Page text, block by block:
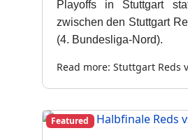
Playoffs in Stuttgart
zwischen den Stuttgart
(4. Bundesliga-Nord).
Read more: Stuttgart Reds
Featured